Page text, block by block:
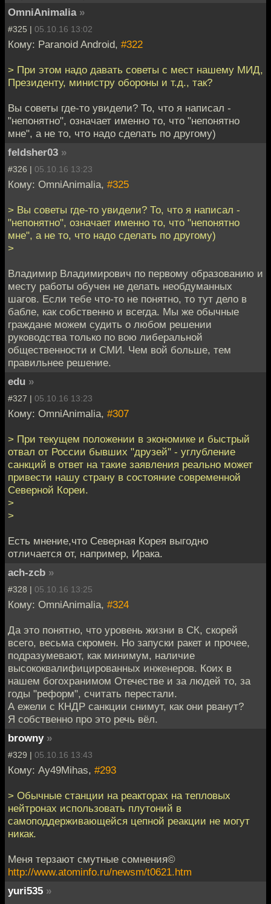
OmniAnimalia »
#325 | 05.10.16 13:02
Кому: Paranoid Android, #322
> При этом надо давать советы с мест нашему МИД,
Президенту, министру обороны и т.д., так?
Вы советы где-то увидели? То, что я написал -
"непонятно", означает именно то, что "непонятно
мне", а не то, что надо сделать по другому)
feldsher03 »
#326 | 05.10.16 13:23
Кому: OmniAnimalia, #325
> Вы советы где-то увидели? То, что я написал -
"непонятно", означает именно то, что "непонятно
мне", а не то, что надо сделать по другому)
>
Владимир Владимирович по первому образованию и
месту работы обучен не делать необдуманных
шагов. Если тебе что-то не понятно, то тут дело в
бабле, как собственно и всегда. Мы же обычные
граждане можем судить о любом решении
руководства только по вою либеральной
общественности и СМИ. Чем вой больше, тем
правильнее решение.
edu »
#327 | 05.10.16 13:23
Кому: OmniAnimalia, #307
> При текущем положении в экономике и быстрый
отвал от России бывших "друзей" - углубление
санкций в ответ на такие заявления реально может
привести нашу страну в состояние современной
Северной Кореи.
>
>
Есть мнение,что Северная Корея выгодно
отличается от, например, Ирака.
ach-zcb »
#328 | 05.10.16 13:25
Кому: OmniAnimalia, #324
Да это понятно, что уровень жизни в СК, скорей
всего, весьма скромен. Но запуски ракет и прочее,
подразумевают, как минимум, наличие
высококвалифицированных инженеров. Коих в
нашем богохранимом Отечестве и за людей то, за
годы "реформ", считать перестали.
А ежели с КНДР санкции снимут, как они рванут?
Я собственно про это речь вёл.
browny »
#329 | 05.10.16 13:43
Кому: Ay49Mihas, #293
> Обычные станции на реакторах на тепловых
нейтронах использовать плутоний в
самоподдерживающейся цепной реакции не могут
никак.
Меня терзают смутные сомнения©
http://www.atominfo.ru/newsm/t0621.htm
yuri535 »